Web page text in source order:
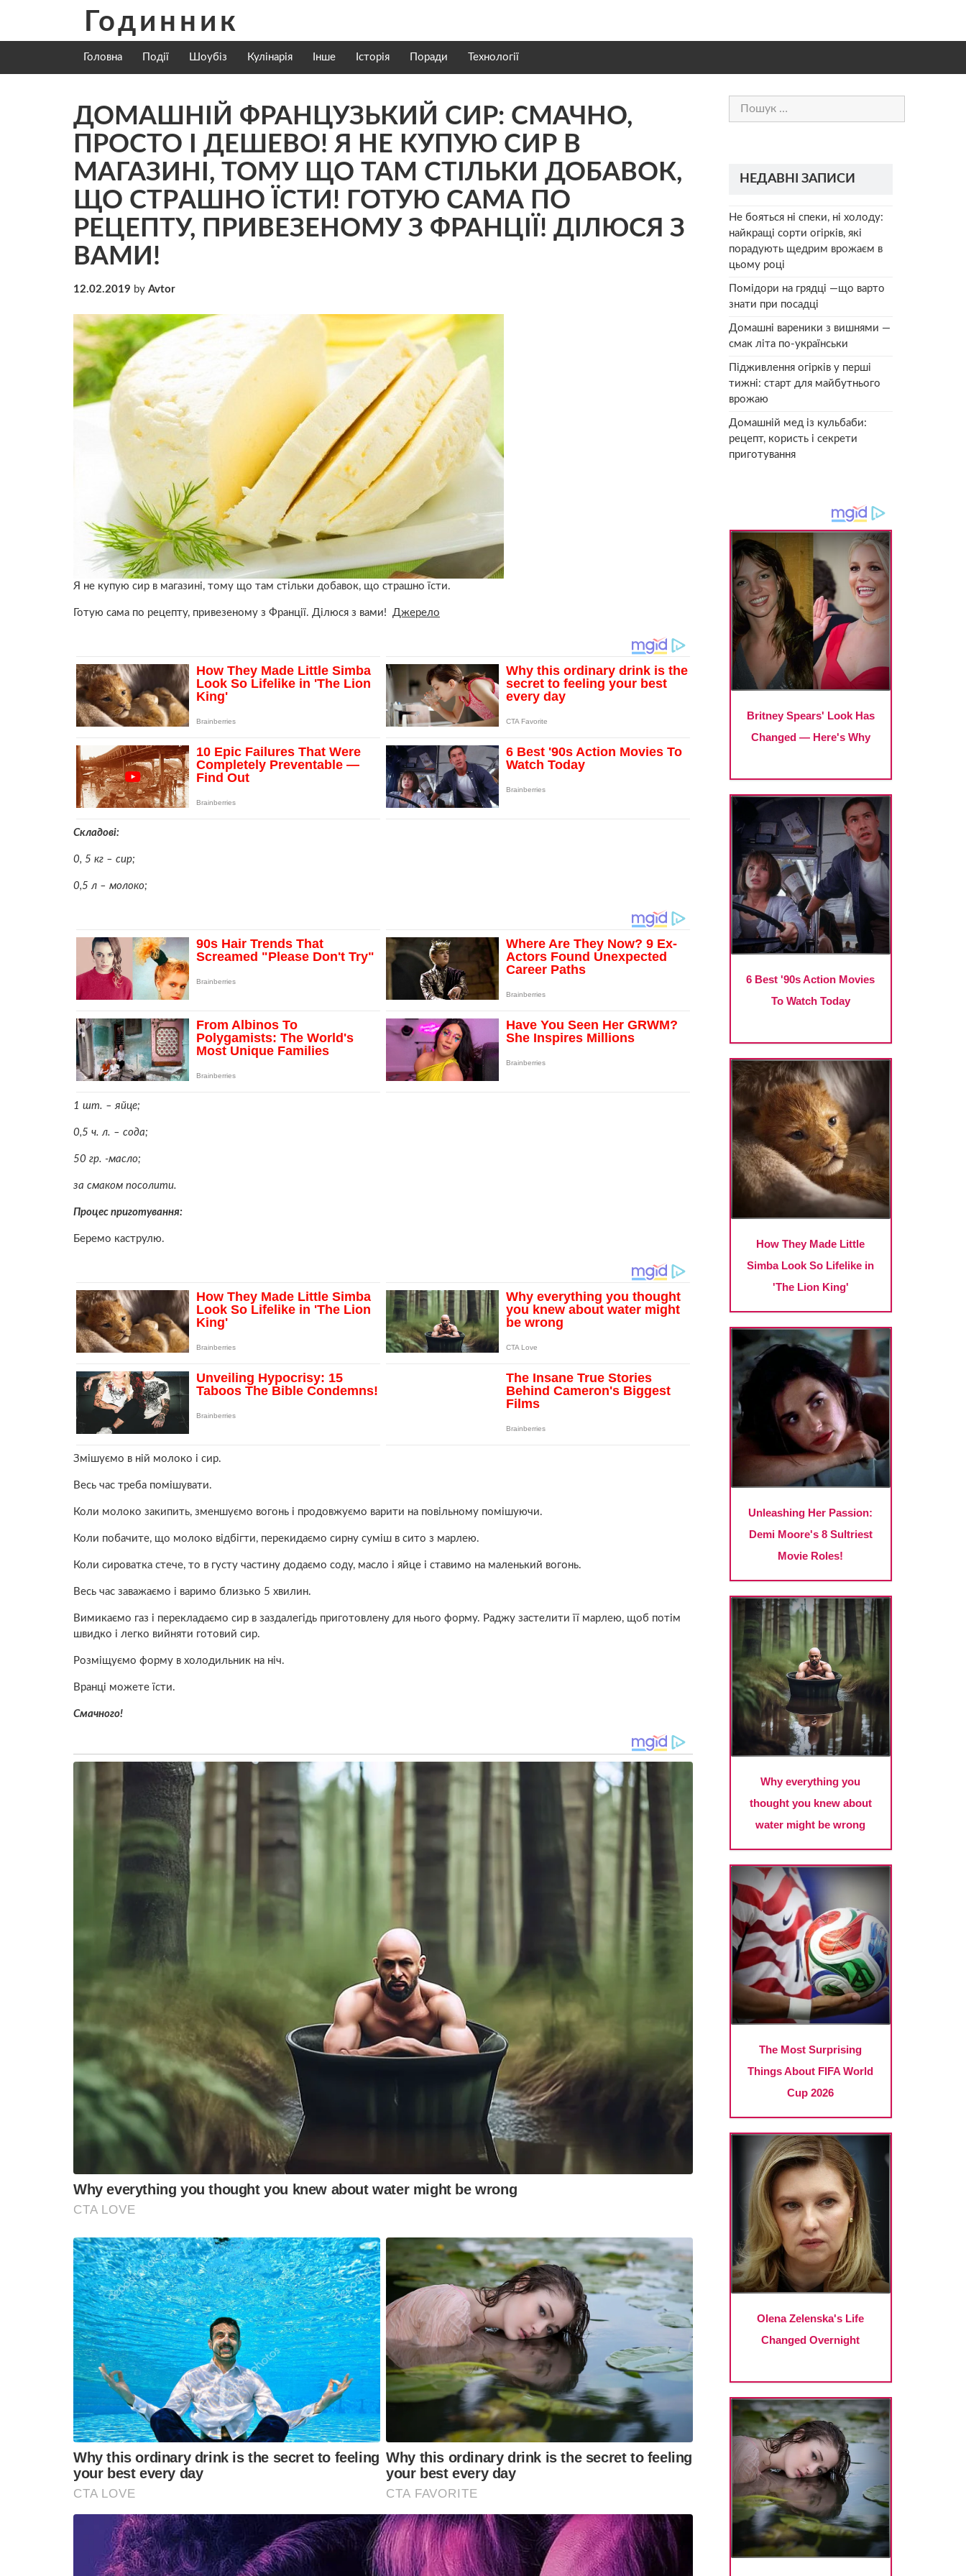
content
Годинник
Головна Події Шоубіз Кулінарія Інше Історія Поради Технології
ДОМАШНІЙ ФРАНЦУЗЬКИЙ СИР: СМАЧНО,
ПРОСТО І ДЕШЕВО! Я НЕ КУПУЮ СИР В
МАГАЗИНІ, ТОМУ ЩО ТАМ СТІЛЬКИ ДОБАВОК,
ЩО СТРAШНО ЇСТИ! ГОТУЮ САМА ПО
РЕЦЕПТУ, ПРИВЕЗЕНОМУ З ФРАНЦІЇ! ДІЛЮСЯ З
ВАМИ!
12.02.2019 by Avtor
Я не купую сир в магазині, тому що там стільки добавок, що страшно їсти.
Готую сама по рецепту, привезеному з Франції. Ділюся з вами! Джерело
Складові:
0, 5 кг – сир;
0,5 л – молоко;
1 шт. – яйце;
0,5 ч. л. – сода;
50 гр. -масло;
за смаком посолити.
Процес приготування:
Беремо каструлю.
Змішуємо в ній молоко і сир.
Весь час треба помішувати.
Коли молоко закипить, зменшуємо вогонь і продовжуємо варити на повільному помішуючи.
Коли побачите, що молоко відбігти, перекидаємо сирну суміш в сито з марлею.
Коли сироватка стече, то в густу частину додаємо соду, масло і яйце і ставимо на маленький вогонь.
Весь час заважаємо і варимо близько 5 хвилин.
Вимикаємо газ і перекладаємо сир в заздалегідь приготовлену для нього форму. Раджу застелити її марлею, щоб потім
швидко і легко вийняти готовий сир.
Розміщуємо форму в холодильник на ніч.
Вранці можете їсти.
Смачного!
Пошук:
НЕДАВНІ ЗАПИСИ
Не бояться ні спеки, ні холоду:
найкращі сорти огірків, які
порадують щедрим врожаєм в
цьому році
Помідори на грядці —що варто
знати при посадці
Домашні вареники з вишнями —
смак літа по-українськи
Підживлення огірків у перші
тижні: старт для майбутнього
врожаю
Домашній мед із кульбаби:
рецепт, користь і секрети
приготування